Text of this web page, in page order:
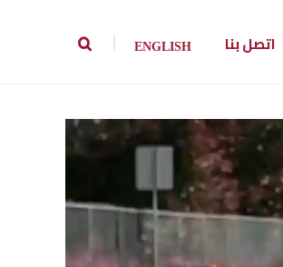
اتصل بنا ENGLISH